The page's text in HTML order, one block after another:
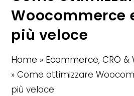
Woocommerce
più veloce
Home » Ecommerce, CRO
»Come ottimizzare
più veloce